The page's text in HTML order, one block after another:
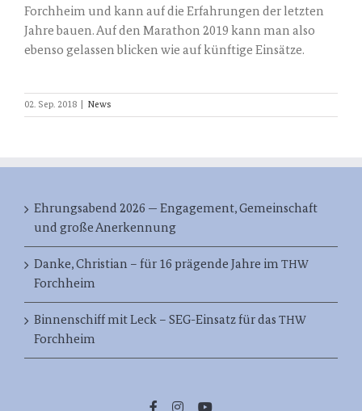
Forch­heim und kann auf die Erfah­run­gen der letz­ten
Jah­re bau­en. Auf den Mara­thon 2019 kann man also
eben­so gelas­sen bli­cken wie auf künf­ti­ge Einsätze.
02. Sep. 2018 News
Ehrungsabend 2026 — Engagement, Gemeinschaft
und große Anerkennung
Danke, Christian – für 16 prägende Jahre im THW
Forchheim
Binnenschiff mit Leck – SEG-Einsatz für das THW
Forchheim